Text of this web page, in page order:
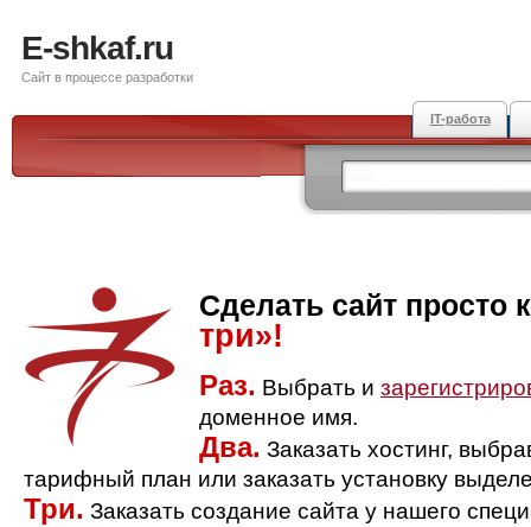
E-shkaf.ru
Сайт в процессе разработки
IT-работа
Сделать сайт просто
три»!
Раз. Выбрать и
доменное имя.
Два. Заказать хостинг,
тарифный план или заказать установку
Три. Заказать создание сайта у нашего